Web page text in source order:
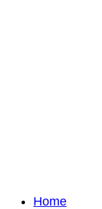
Home